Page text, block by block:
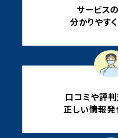
サービス
分かりやす
口コミや評判
正しい情報